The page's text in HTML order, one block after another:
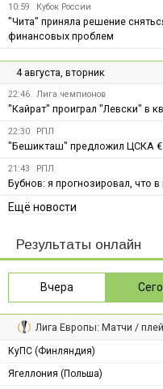
10:59 Кубок России
"Чита" приняла решение
финансовых проблем
4 августа, вторник
22:46 Лига чемпионов
"Кайрат" проиграл "Левски" в
22:30 РПЛ
"Бешикташ" предложил ЦСКА €
21:43 РПЛ
Бубнов: я прогнозировал, что
Ещё новости
Результаты онлайн
Вчера
Лига Европы: Матчи /
КуПС (Финляндия)
Ягеллония (Польша)